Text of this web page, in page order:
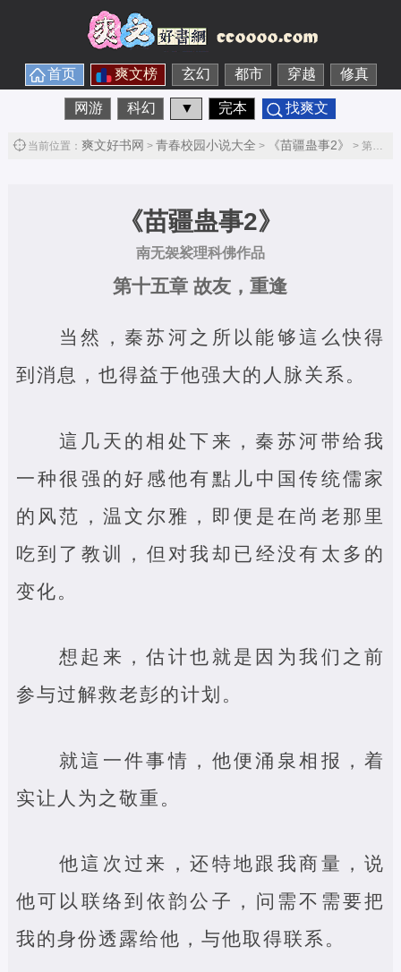
首页 爽文榜 玄幻 都市 穿越 修真
网游 科幻 ▼ 完本 找爽文
当前位置： 爽文好书网 > 青春校园小说大全 > 《苗疆蛊事2》 > 第十五章 故友，重逢第1节
《苗疆蛊事2》
南无袈裟理科佛作品
第十五章 故友，重逢
当然，秦苏河之所以能够這么快得
到消息，也得益于他强大的人脉关系。
這几天的相处下来，秦苏河带给我
一种很强的好感他有點儿中国传统儒家
的风范，温文尔雅，即便是在尚老那里
吃到了教训，但对我却已经没有太多的
变化。
想起来，估计也就是因为我们之前
参与过解救老彭的计划。
就這一件事情，他便涌泉相报，着
实让人为之敬重。
他這次过来，还特地跟我商量，说
他可以联络到依韵公子，问需不需要把
我的身份透露给他，与他取得联系。